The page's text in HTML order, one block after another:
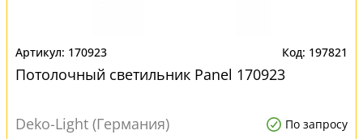
170923 197821
Потолочный светильник Panel 170923
Deko-Light (Германия) По запросу